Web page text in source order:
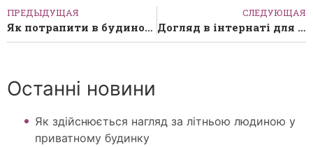
ПРЕДЫДУЩАЯ
Як потрапити в будинок для людей похилого віку
СЛЕДУЮЩАЯ
Догляд в інтернаті для людей похилого віку
Останні новини
Як здійснюється нагляд за літньою людиною у
приватному будинку